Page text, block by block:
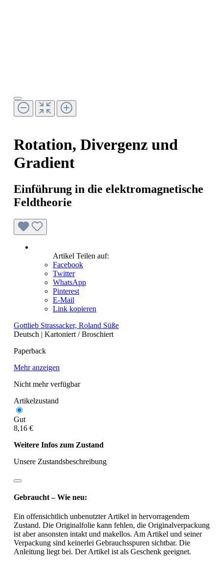
Rotation, Divergenz und
Gradient
Einführung in die elektromagnetische
Feldtheorie
Artikel Teilen auf:
Facebook
Twitter
WhatsApp
Pinterest
E-Mail
Link kopieren
Gottlieb Strassacker, Roland Süße
Deutsch | Kartoniert / Broschiert
Paperback
Mehr anzeigen
Nicht mehr verfügbar
Artikelzustand
Gut
8,16 €
Weitere Infos zum Zustand
Unsere Zustandsbeschreibung
Gebraucht – Wie neu:
Ein offensichtlich unbenutzter Artikel in hervorragendem
Zustand. Die Originalfolie kann fehlen, die Originalverpackung
ist aber ansonsten intakt und makellos. Am Artikel und seiner
Verpackung sind keinerlei Gebrauchsspuren sichtbar. Die
Anleitung liegt bei. Der Artikel ist als Geschenk geeignet.